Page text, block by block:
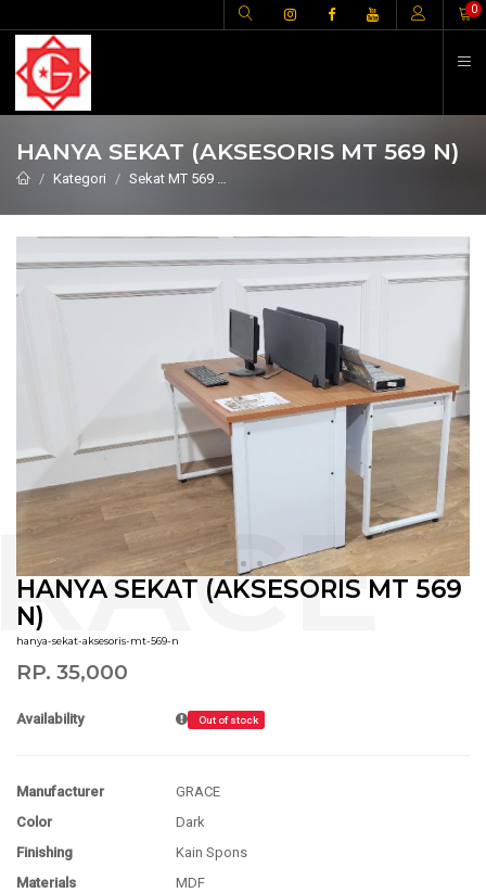
0
HANYA SEKAT (AKSESORIS MT 569 N)
Kategori Sekat MT 569
HANYA SEKAT (AKSESORIS MT 569
N)
hanya-sekat-aksesoris-mt-569-n
RP. 35,000
Availability Out of stock
Manufacturer
GRACE
Color
Dark
Finishing
Kain Spons
Materials
MDF